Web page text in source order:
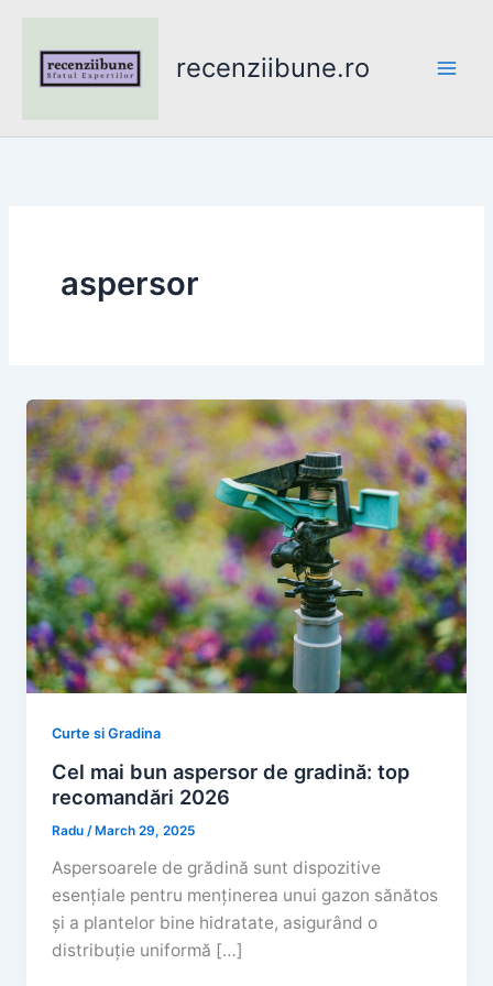
content
recenziibune.ro
aspersor
Curte si Gradina
Cel mai bun aspersor de gradină: top
recomandări 2026
Radu/ March 29, 2025
Aspersoarele de grădină sunt dispozitive
esențiale pentru menținerea unui gazon sănătos
și a plantelor bine hidratate, asigurând o
distribuție uniformă […]